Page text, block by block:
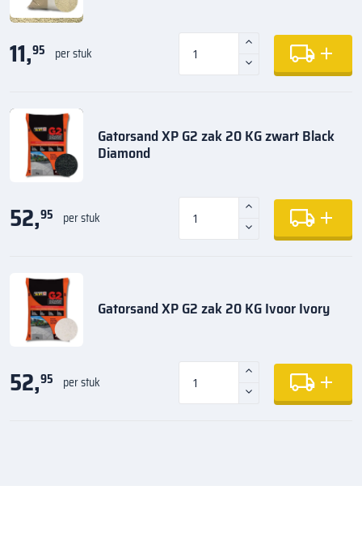
11,95 per stuk
Gatorsand XP G2 zak 20 KG zwart Black
Diamond
52,95 per stuk
Gatorsand XP G2 zak 20 KG Ivoor Ivory
52,95 per stuk